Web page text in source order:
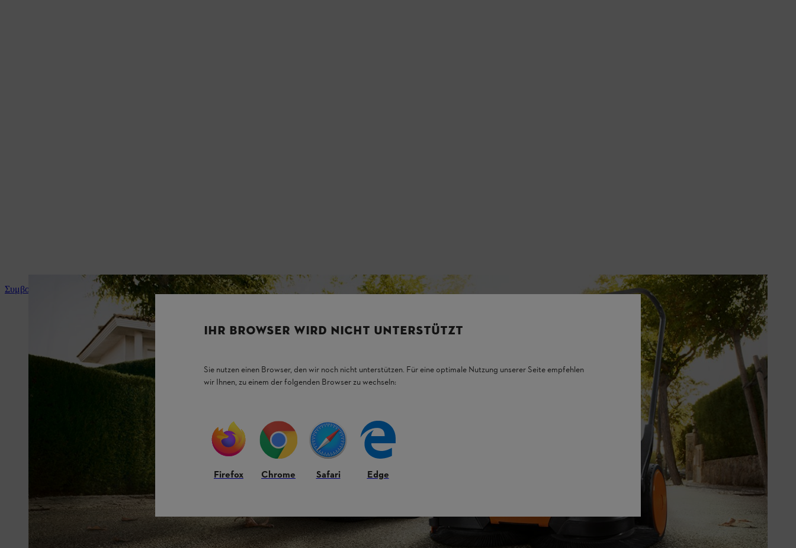
Συμβουλές και οδηγίες για το προϊόν
IHR BROWSER WIRD NICHT UNTERSTÜTZT
Sie nutzen einen Browser, den wir noch nicht unterstützen. Für eine optimale Nutzung unserer Seite empfehlen
wir Ihnen, zu einem der folgenden Browser zu wechseln:
Firefox Chrome Safari Edge